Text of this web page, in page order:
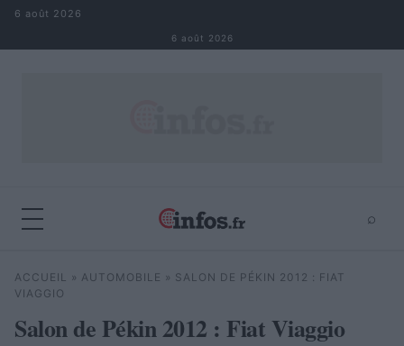
Aller au contenu
6 août 2026
6 août 2026
⌕
Rechercher ⌕
ACCUEIL » AUTOMOBILE » SALON DE PÉKIN 2012 : FIAT
VIAGGIO
Salon de Pékin 2012 : Fiat Viaggio